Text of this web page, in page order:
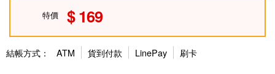
特價 169
結帳方式： ATM 貨到付款 LinePay 刷卡